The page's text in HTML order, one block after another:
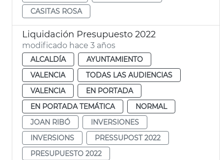
CASITAS ROSA
Liquidación Presupuesto 2022
modificado hace 3 años
ALCALDÍA
AYUNTAMIENTO
VALENCIA
TODAS LAS AUDIENCIAS
VALENCIA
EN PORTADA
EN PORTADA TEMÁTICA
NORMAL
JOAN RIBÓ
INVERSIONES
INVERSIONS
PRESSUPOST 2022
PRESUPUESTO 2022